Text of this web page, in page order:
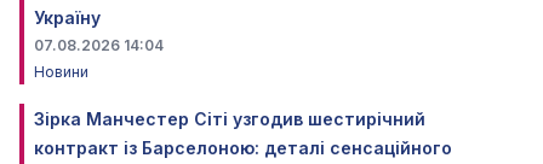
Україну
07.08.2026 14:04
Новини
Зірка Манчестер Сіті узгодив шестирічний
контракт із Барселоною: деталі сенсаційного